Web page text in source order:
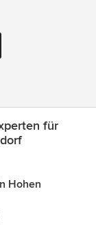
für
Hohen